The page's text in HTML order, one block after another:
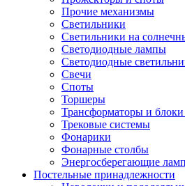
Прочие механизмы
Светильники
Светильники на
Светодиодные лампы
Светодиодные
Свечи
Споты
Торшеры
Трансформаторы и
Трековые системы
Фонарики
Фонарные столбы
Энергосберегающие
Постельные принадлежности